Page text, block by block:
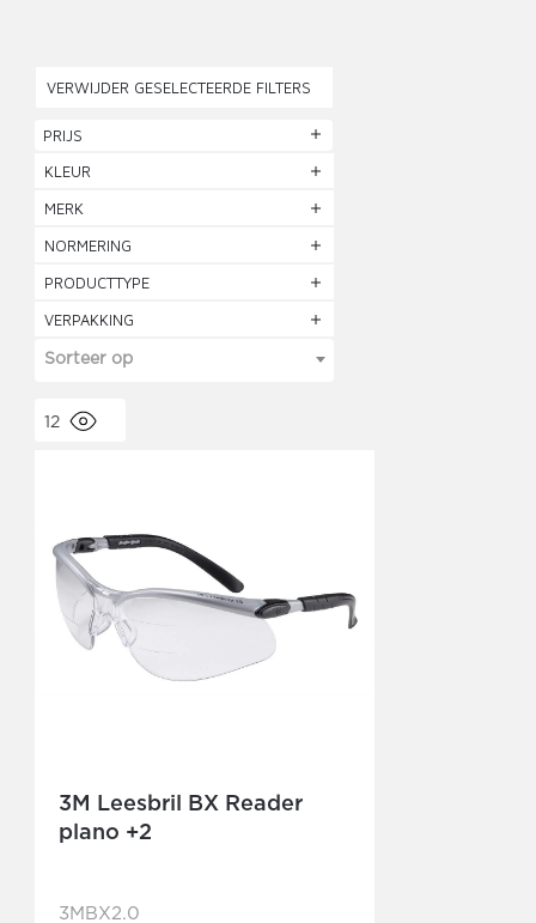
VERWIJDER GESELECTEERDE FILTERS
PRIJS
KLEUR
MERK
NORMERING
PRODUCTTYPE
VERPAKKING
Sorteer op
12
3M Leesbril BX Reader
plano +2
3MBX2.0